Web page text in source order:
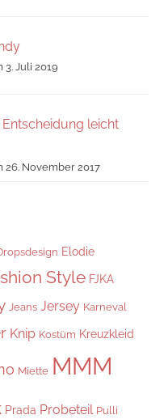
Juli 2019
Entscheidung leicht
November 2017
Elodie
Style FJKA
Jeans Jersey Karneval
Knip Kostüm Kreuzkleid
Miette MMM
Prada Probeteil Pulli